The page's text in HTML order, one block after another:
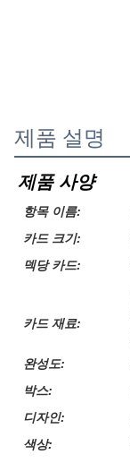
제품 설명
제품 사양
항목 이름:
카드 크기:
덱당 카드:
카드 재료:
완성도:
박스:
디자인:
색상: